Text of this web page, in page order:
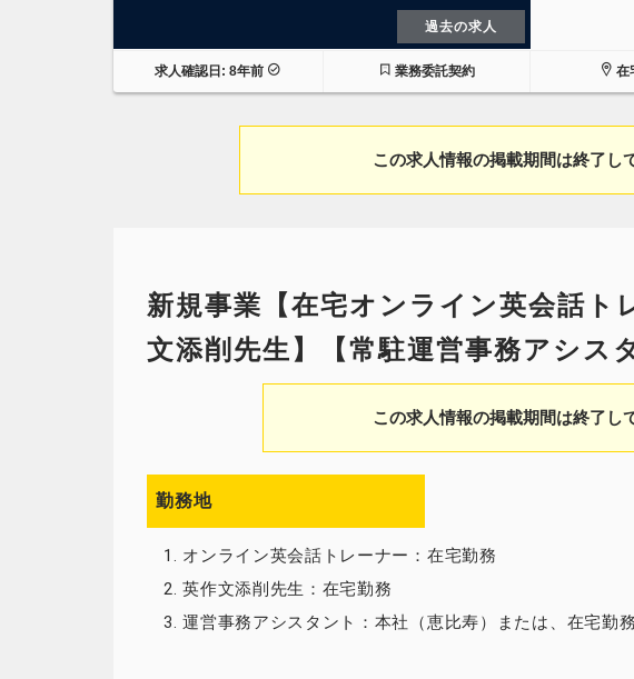
過去の求人
求人確認日: 8年前 業務委託契約 在
この求人情報の掲載期間は終了し
新規事業【在宅オンライン英会話ト
文添削先生】【常駐運営事務アシス
この求人情報の掲載期間は終了し
勤務地
1. オンライン英会話トレーナー：在宅勤務
2. 英作文添削先生：在宅勤務
3. 運営事務アシスタント：本社（恵比寿）または、在宅勤務